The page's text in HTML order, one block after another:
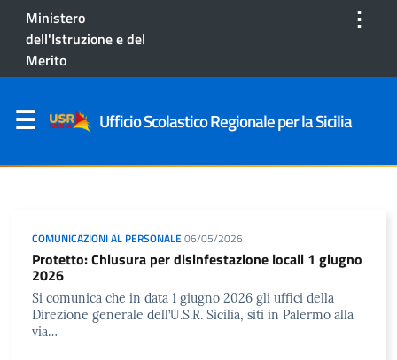
Ministero
dell'Istruzione e del
Merito
⋮
Ufficio Scolastico Regionale per la Sicilia
COMUNICAZIONI AL PERSONALE06/05/2026
Protetto: Chiusura per disinfestazione locali 1 giugno
2026
Si comunica che in data 1 giugno 2026 gli uffici della
Direzione generale dell’U.S.R. Sicilia, siti in Palermo alla
via…